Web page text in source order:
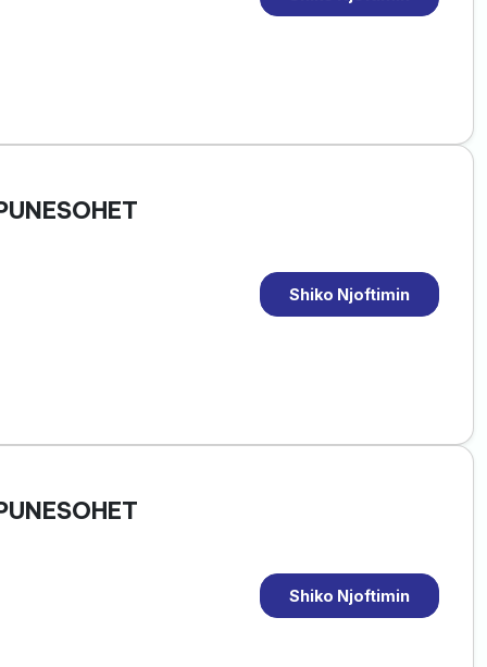
Shiko Njoftimin
Shiko Njoftimin